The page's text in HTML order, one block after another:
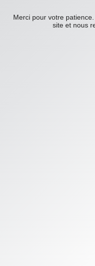
Merci pour votre
site et nous